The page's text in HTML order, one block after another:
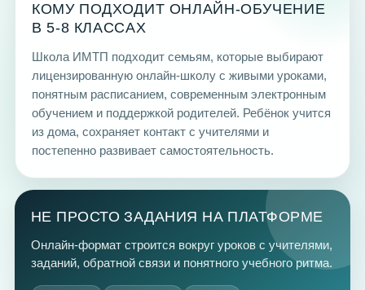
КОМУ ПОДХОДИТ ОНЛАЙН-ОБУЧЕНИЕ
В 5-8 КЛАССАХ
Школа ИМТП подходит семьям, которые выбирают
лицензированную онлайн-школу с живыми уроками,
понятным расписанием, современным электронным
обучением и поддержкой родителей. Ребёнок учится
из дома, сохраняет контакт с учителями и
постепенно развивает самостоятельность.
НЕ ПРОСТО ЗАДАНИЯ НА ПЛАТФОРМЕ
Онлайн-формат строится вокруг уроков с учителями,
заданий, обратной связи и понятного учебного ритма.